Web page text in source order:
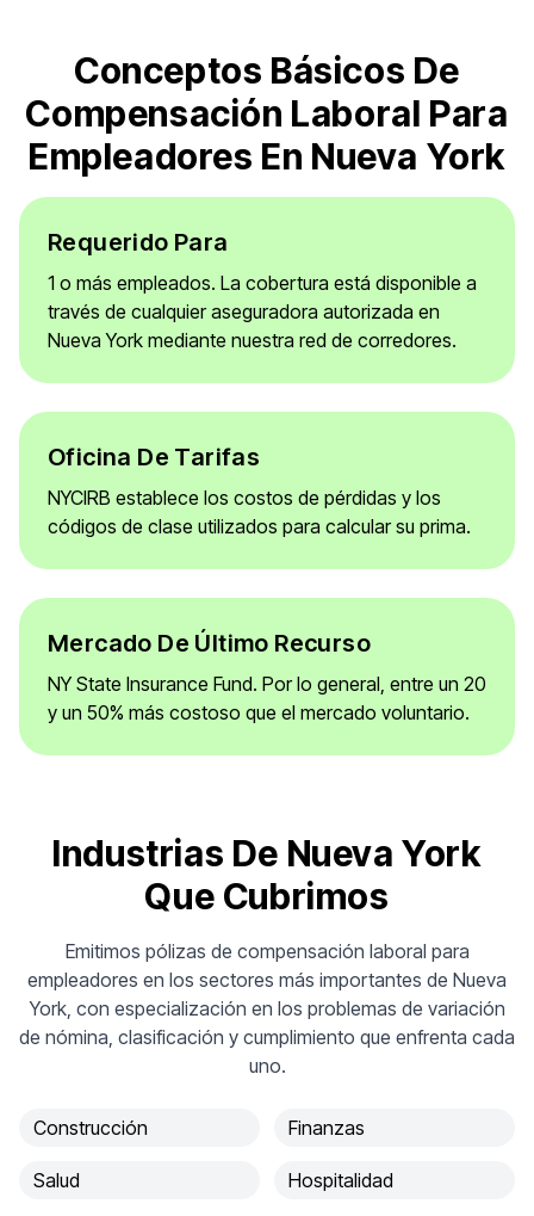
Conceptos Básicos De
Compensación Laboral Para
Empleadores En Nueva York
Requerido Para
1 o más empleados. La cobertura está disponible a
través de cualquier aseguradora autorizada en
Nueva York mediante nuestra red de corredores.
Oficina De Tarifas
NYCIRB establece los costos de pérdidas y los
códigos de clase utilizados para calcular su prima.
Mercado De Último Recurso
NY State Insurance Fund. Por lo general, entre un 20
y un 50% más costoso que el mercado voluntario.
Industrias De Nueva York
Que Cubrimos
Emitimos pólizas de compensación laboral para
empleadores en los sectores más importantes de Nueva
York, con especialización en los problemas de variación
de nómina, clasificación y cumplimiento que enfrenta cada
uno.
Construcción Finanzas
Salud Hospitalidad